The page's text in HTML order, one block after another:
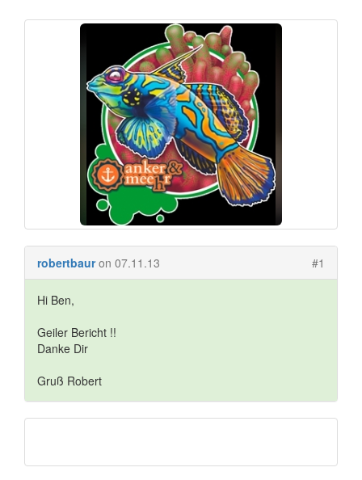
robertbaur on 07.11.13 #1
Hi Ben,
Geiler Bericht !!
Danke Dir
Gruß Robert